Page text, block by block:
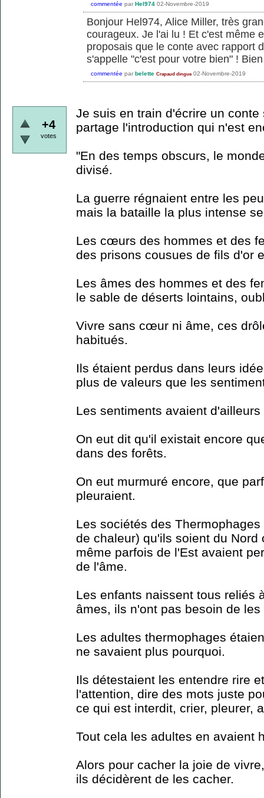
commentée par Hel974 02-Novembre-2019
Bonjour Hel974, Alice Miller, très
courageux. Je l'ai lu ! Et c'est même
proposais que le conte avec rapport
s'appelle "c'est pour votre bien" !
commentée par belette Crapaud dingue 02-Novembre-2019
+4
votes
Je suis en train d'écrire un
partage l'introduction qui n'est
"En des temps obscurs, le
divisé.
La guerre régnaient entre les
mais la bataille la plus intense
Les cœurs des hommes et des
des prisons cousues de fils d'or
Les âmes des hommes et des
le sable de déserts lointains,
Vivre sans cœur ni âme, ces
habitués.
Ils étaient perdus dans leurs
plus de valeurs que les
Les sentiments avaient
On eut dit qu'il existait encore
dans des forêts.
On eut murmuré encore, que
pleuraient.
Les sociétés des
de chaleur) qu'ils soient du Nord
même parfois de l'Est avaient
de l'âme.
Les enfants naissent tous reliés
âmes, ils n'ont pas besoin de les
Les adultes thermophages
ne savaient plus pourquoi.
Ils détestaient les entendre rire
l'attention, dire des mots juste
ce qui est interdit, crier, pleurer,
Tout cela les adultes en avaient
Alors pour cacher la joie de
ils décidèrent de les cacher.